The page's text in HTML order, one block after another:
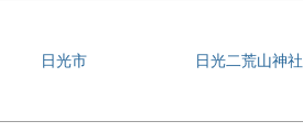
日光市 日光二荒山神社